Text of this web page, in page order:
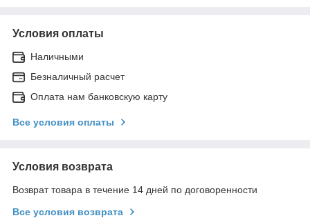
Условия оплаты
Наличными
Безналичный расчет
Оплата нам банковскую карту
Все условия оплаты
Условия возврата
Возврат товара в течение 14 дней по договоренности
Все условия возврата